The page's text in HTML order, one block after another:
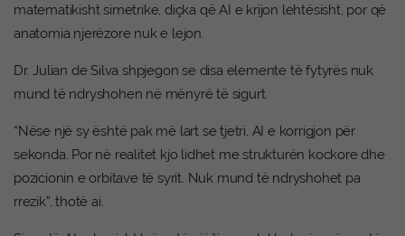
matematikisht simetrike, diçka që AI e krijon lehtësisht, por që
anatomia njerëzore nuk e lejon.
Dr. Julian de Silva shpjegon se disa elemente të fytyrës nuk
mund të ndryshohen në mënyrë të sigurt.
“Nëse një sy është pak më lart se tjetri, AI e korrigjon për
sekonda. Por në realitet kjo lidhet me strukturën kockore dhe
pozicionin e orbitave të syrit. Nuk mund të ndryshohet pa
rrezik”, thotë ai.